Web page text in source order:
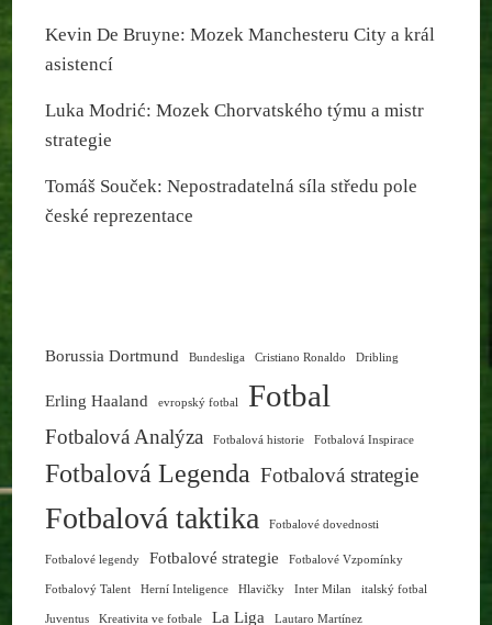
Kevin De Bruyne: Mozek Manchesteru City a král
asistencí
Luka Modrić: Mozek Chorvatského týmu a mistr
strategie
Tomáš Souček: Nepostradatelná síla středu pole
české reprezentace
Borussia Dortmund Bundesliga Cristiano Ronaldo Dribling
Erling Haaland evropský fotbal Fotbal
Fotbalová Analýza Fotbalová historie Fotbalová Inspirace
Fotbalová Legenda Fotbalová strategie
Fotbalová taktika Fotbalové dovednosti
Fotbalové legendy Fotbalové strategie Fotbalové Vzpomínky
Fotbalový Talent Herní Inteligence Hlavičky Inter Milan italský fotbal
Juventus Kreativita ve fotbale La Liga Lautaro Martínez